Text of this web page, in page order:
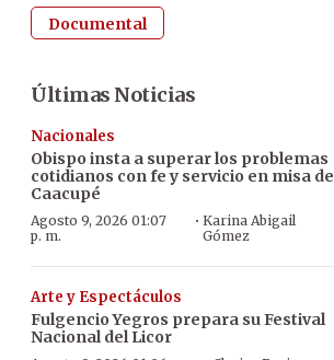
Documental
Últimas Noticias
Nacionales
Obispo insta a superar los problemas
cotidianos con fe y servicio en misa de
Caacupé
Agosto 9, 2026 01:07
p. m.
·Karina Abigail
Gómez
Arte y Espectáculos
Fulgencio Yegros prepara su Festival
Nacional del Licor